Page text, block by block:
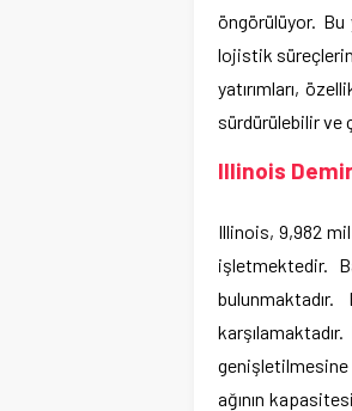
öngörülüyor. Bu
lojistik
yatırımları,
sürdürülebilir ve
Illinois
Illinois, 9,982
işletmektedir.
genişletilmesine
ağının